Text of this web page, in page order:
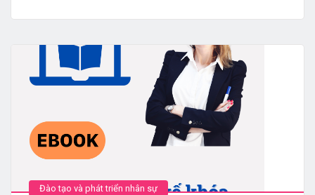
Đào tạo và phát triển nhân sự